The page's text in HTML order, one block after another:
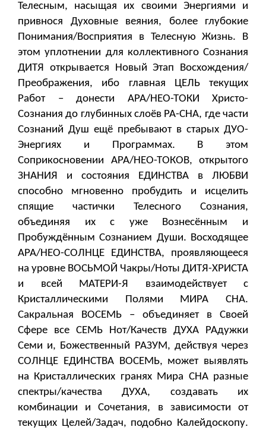
Телесным, насыщая их своими Энергиями и
привнося Духовные веяния, более глубокие
Понимания/Восприятия в Телесную Жизнь. В
этом уплотнении для коллективного Сознания
ДИТЯ открывается Новый Этап Восхождения/
Преображения, ибо главная ЦЕЛЬ текущих
Работ – донести АРА/НЕО-ТОКИ Христо-
Сознания до глубинных слоёв РА-СНА, где части
Сознаний Душ ещё пребывают в старых ДУО-
Энергиях и Программах. В этом
Соприкосновении АРА/НЕО-ТОКОВ, открытого
ЗНАНИЯ и состояния ЕДИНСТВА в ЛЮБВИ
способно мгновенно пробудить и исцелить
спящие частички Телесного Сознания,
объединяя их с уже Вознесённым и
Пробуждённым Сознанием Души. Восходящее
АРА/НЕО-СОЛНЦЕ ЕДИНСТВА, проявляющееся
на уровне ВОСЬМОЙ Чакры/Ноты ДИТЯ-ХРИСТА
и всей МАТЕРИ-Я взаимодействует с
Кристаллическими Полями МИРА СНА.
Сакральная ВОСЕМЬ – объединяет в Своей
Сфере все СЕМЬ Нот/Качеств ДУХА РАдужки
Семи и, Божественный РАЗУМ, действуя через
СОЛНЦЕ ЕДИНСТВА ВОСЕМЬ, может выявлять
на Кристаллических гранях Мира СНА разные
спектры/качества ДУХА, создавать их
комбинации и Сочетания, в зависимости от
текущих Целей/Задач, подобно Калейдоскопу.